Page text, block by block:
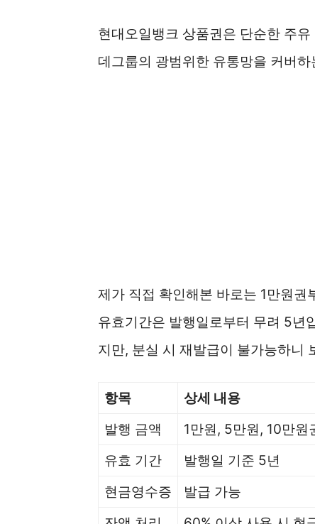
현대오일뱅크 상품권은 단순한 주
데그룹의 광범위한 유통망을 커버
제가 직접 확인해본 바로는 1만원
유효기간은 발행일로부터 무려 5년
지만, 분실 시 재발급이 불가능하니
항목 상세 내용
발행 금액
1만원, 5만원, 10만원
유효 기간
발행일 기준 5년
현금영수증
발급 가능